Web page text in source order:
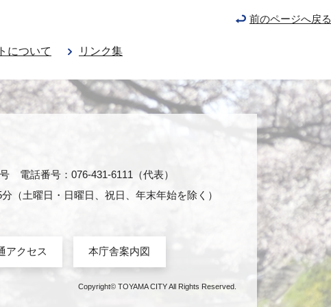
前のページへ戻る
について リンク集
電話番号：076-431-6111（代表）
（土曜日・日曜日、祝日、年末年始を除く）
アクセス 本庁舎案内図
Copyright© TOYAMA CITY All Rights Reserved.